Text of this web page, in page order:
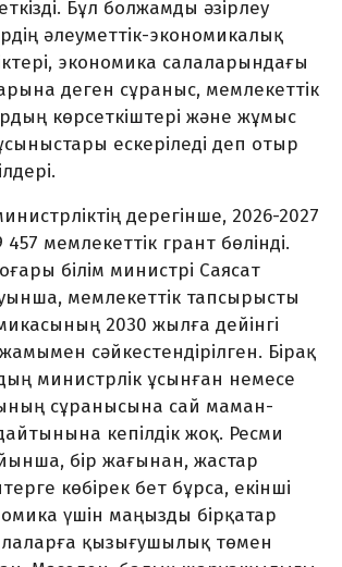
Бұл болжамды әзірлеу
әлеуметтік-экономикалық
экономика салаларындағы
деген сұраныс, мемлекеттік
көрсеткіштері және жұмыс
ескеріледі деп отыр
дерегінше, 2026-2027
мемлекеттік грант бөлінді.
білім министрі Саясат
мемлекеттік тапсырысты
2030 жылға дейінгі
сәйкестендірілген. Бірақ
министрлік ұсынған немесе
сұранысына сай маман­
кепілдік жоқ. Ресми
бір жағынан, жастар
көбірек бет бұрса, екінші
үшін маңызды бірқатар
қызығушылық төмен